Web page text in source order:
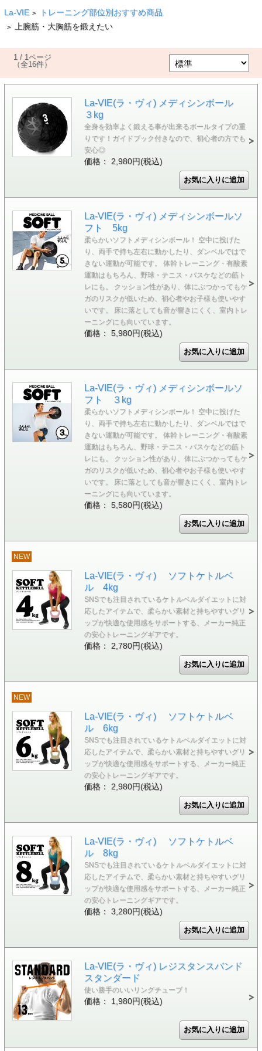
La-VIE > トレーニング部位別おすすめ商品
> 上腕筋・大胸筋を鍛えたい
1 / 1ページ
（全16件）
La-VIE(ラ・ヴィ) メディシンボール
３kg
全身を効率よく鍛える事が出来るボールタイプの重
りです！ガイドブック付きなので、初心者の方でも
安心◎
価格： 2,980円(税込)
La-VIE(ラ・ヴィ) メディシンボールソ
フト 5kg
柔らかいソフトメディシンボール！ 空中に投げた
り、両手で持ち左右に動かしたり、ダンベルではで
きない運動が可能です。 体幹トレーニング・有酸素
運動はもちろん、野球・テニス・バスケなどの筋ト
レにも。 クッション性があり、体にぶつかってもケ
ガのリスクが低いため、初心者やお子様も使いやす
いです。 床に落としても音が響きにくく、室内トレ
ーニングにも向いています。
価格： 5,980円(税込)
La-VIE(ラ・ヴィ) メディシンボールソ
フト ３kg
柔らかいソフトメディシンボール！ 空中に投げた
り、両手で持ち左右に動かしたり、ダンベルではで
きない運動が可能です。 体幹トレーニング・有酸素
運動はもちろん、野球・テニス・バスケなどの筋ト
レにも。 クッション性があり、体にぶつかってもケ
ガのリスクが低いため、初心者やお子様も使いやす
いです。 床に落としても音が響きにくく、室内トレ
ーニングにも向いています。
価格： 5,580円(税込)
NEW
La-VIE(ラ・ヴィ) ソフトケトルベ
ル 4kg
SNSでも注目されているケトルベルダイエットに対
応したアイテムで、柔らかい素材と持ちやすいグリ
ップが快適な使用感をサポートする、メーカー純正
の安心トレーニングギアです。
価格： 2,780円(税込)
NEW
La-VIE(ラ・ヴィ) ソフトケトルベ
ル 6kg
SNSでも注目されているケトルベルダイエットに対
応したアイテムで、柔らかい素材と持ちやすいグリ
ップが快適な使用感をサポートする、メーカー純正
の安心トレーニングギアです。
価格： 2,980円(税込)
La-VIE(ラ・ヴィ) ソフトケトルベ
ル 8kg
SNSでも注目されているケトルベルダイエットに対
応したアイテムで、柔らかい素材と持ちやすいグリ
ップが快適な使用感をサポートする、メーカー純正
の安心トレーニングギアです。
価格： 3,280円(税込)
La-VIE(ラ・ヴィ) レジスタンスバンド
スタンダード
使い勝手のいいリングチューブ！
価格： 1,980円(税込)